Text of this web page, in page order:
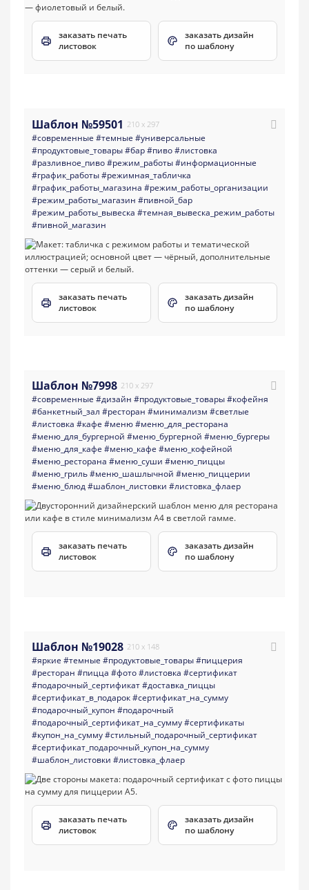
заказать печать
листовок
заказать дизайн
по шаблону
Шаблон №59501 210 x 297
#современные #темные #универсальные
#продуктовые_товары#бар#пиво#листовка
#разливное_пиво#режим_работы#информационные
#график_работы#режимная_табличка
#график_работы_магазина #режим_работы_организации
#режим_работы_магазин #пивной_бар
#режим_работы_вывеска #темная_вывеска_режим_работы
#пивной_магазин
заказать печать
листовок
заказать дизайн
по шаблону
Шаблон №7998 210 x 297
#современные #дизайн #продуктовые_товары#кофейня
#банкетный_зал #ресторан #минимализм #светлые
#листовка #кафе #меню#меню_для_ресторана
#меню_для_бургерной #меню_бургерной #меню_бургеры
#меню_для_кафе #меню_кафе #меню_кофейной
#меню_ресторана #меню_суши #меню_пиццы
#меню_гриль#меню_шашлычной #меню_пиццерии
#меню_блюд#шаблон_листовки #листовка_флаер
заказать печать
листовок
заказать дизайн
по шаблону
Шаблон №19028 210 x 148
#яркие #темные #продуктовые_товары#пиццерия
#ресторан #пицца #фото#листовка #сертификат
#подарочный_сертификат#доставка_пиццы
#сертификат_в_подарок#сертификат_на_сумму
#подарочный_купон #подарочный
#подарочный_сертификат_на_сумму#сертификаты
#купон_на_сумму#стильный_подарочный_сертификат
#сертификат_подарочный_купон_на_сумму
#шаблон_листовки #листовка_флаер
заказать печать
листовок
заказать дизайн
по шаблону